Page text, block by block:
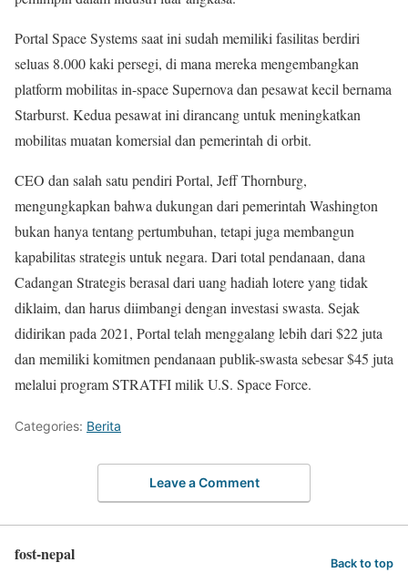
Portal Space Systems saat ini sudah memiliki fasilitas berdiri
seluas 8.000 kaki persegi, di mana mereka mengembangkan
platform mobilitas in-space Supernova dan pesawat kecil bernama
Starburst. Kedua pesawat ini dirancang untuk meningkatkan
mobilitas muatan komersial dan pemerintah di orbit.
CEO dan salah satu pendiri Portal, Jeff Thornburg,
mengungkapkan bahwa dukungan dari pemerintah Washington
bukan hanya tentang pertumbuhan, tetapi juga membangun
kapabilitas strategis untuk negara. Dari total pendanaan, dana
Cadangan Strategis berasal dari uang hadiah lotere yang tidak
diklaim, dan harus diimbangi dengan investasi swasta. Sejak
didirikan pada 2021, Portal telah menggalang lebih dari $22 juta
dan memiliki komitmen pendanaan publik-swasta sebesar $45 juta
melalui program STRATFI milik U.S. Space Force.
Categories: Berita
Leave a Comment
fost-nepal Back to top